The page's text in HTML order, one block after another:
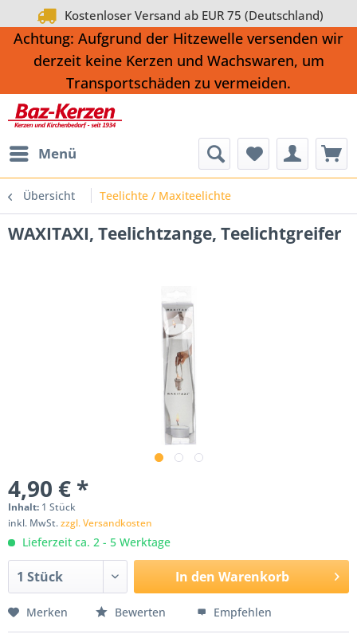
Kostenloser Versand ab EUR 75 (Deutschland)
Achtung: Aufgrund der Hitzewelle versenden wir
derzeit keine Kerzen und Wachswaren, um
Transportschäden zu vermeiden.
Menü
Übersicht Teelichte / Maxiteelichte
WAXITAXI, Teelichtzange, Teelichtgreifer
4,90 € *
Inhalt: 1 Stück
inkl. MwSt.zzgl. Versandkosten
Lieferzeit ca. 2 - 5 Werktage
In den Warenkorb
Merken Bewerten Empfehlen